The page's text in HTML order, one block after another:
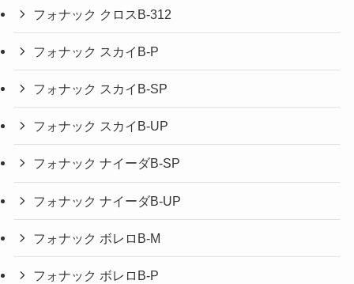
フォナック クロスB-312
フォナック スカイB-P
フォナック スカイB-SP
フォナック スカイB-UP
フォナック ナイーダB-SP
フォナック ナイーダB-UP
フォナック ボレロB-M
フォナック ボレロB-P